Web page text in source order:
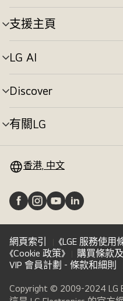
單
切
換
支援主頁
選
單
切
換
LG AI
選
單
切
換
Discover
選
單
切
換
有關LG
選
換 香港, 中文
網頁索引 《LGE 服務使用
《Cookie 政策》
購買條款
VIP 會員計劃 - 條款和細則
Copyright © 2009-2024 LG